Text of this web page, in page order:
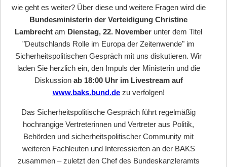
wie geht es weiter? Über diese und weitere Fragen wird die
Bundesministerin der Verteidigung Christine
Lambrecht am Dienstag, 22. November unter dem Titel
"Deutschlands Rolle im Europa der Zeitenwende" im
Sicherheitspolitischen Gespräch mit uns diskutieren. Wir
laden Sie herzlich ein, den Impuls der Ministerin und die
Diskussion ab 18:00 Uhr im Livestream auf
www.baks.bund.dezu verfolgen!
Das Sicherheitspolitische Gespräch führt regelmäßig
hochrangige Vertreterinnen und Vertreter aus Politik,
Behörden und sicherheitspolitischer Community mit
weiteren Fachleuten und Interessierten an der BAKS
zusammen – zuletzt den Chef des Bundeskanzleramts